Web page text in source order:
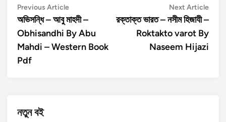
Post
navigation
Previous ArticlePrevious
article:
অভিসন্ধি – আবু মাহদী –
Obhisandhi By Abu
Mahdi – Western Book
Pdf
Next ArticleNext
রক্তাক্ত ভারত – নসীম হিজাযী –
Roktakto varot By
Naseem Hijazi
নতুন বই